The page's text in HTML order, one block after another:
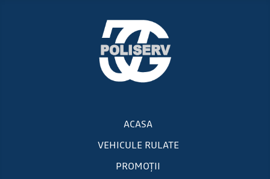
ACASA
VEHICULE RULATE
PROMOȚII